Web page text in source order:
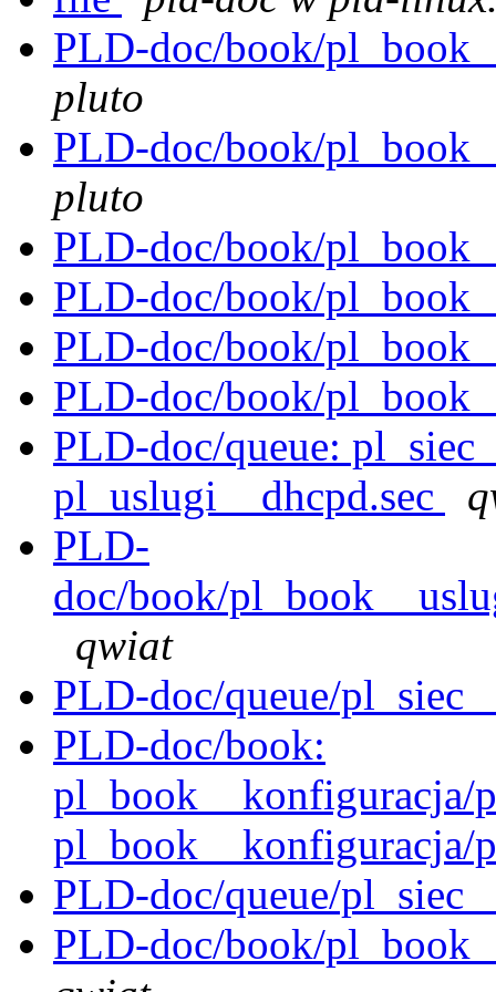
PLD-doc/book/
pluto
PLD-doc/book/
pluto
PLD-doc/book/
PLD-doc/book/
PLD-doc/book/
PLD-doc/book/
PLD-doc/queue:
pl_uslugi__dhcpd.sec
PLD-
doc/book/
qwiat
PLD-doc/queue/
PLD-doc/book:
pl_book__konfiguracja/
PLD-doc/queue/
PLD-doc/book/